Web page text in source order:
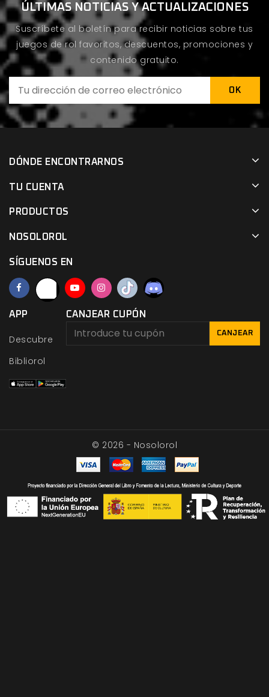
ÚLTIMAS NOTICIAS Y ACTUALIZACIONES
Suscríbete al boletín para recibir noticias sobre tus
juegos de rol favoritos, descuentos, promociones y
contenido gratuito.
DÓNDE ENCONTRARNOS
TU CUENTA
PRODUCTOS
NOSOLOROL
SÍGUENOS EN
APP
Descubre
Bibliorol
CANJEAR CUPÓN
CANJEAR
© 2026 - Nosolorol